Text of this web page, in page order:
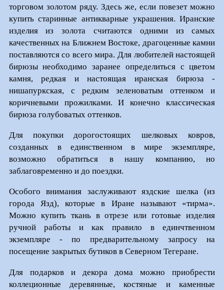
торговом золотом ряду. Здесь же, если повезет можно
купить старинные антикварные украшения. Иранские
изделия из золота считаются одними из самых
качественных на Ближнем Востоке, драгоценные камни
поставляются со всего мира. Для любителей настоящей
бирюзы необходимо заранее определиться с цветом
камня, редкая и настоящая иранская бирюза -
нишапуркская, с редким зеленоватым оттенком и
коричневыми прожилками. И конечно классическая
бирюза голубоватых оттенков.
Для покупки дорогостоящих шелковых ковров,
созданных в единственном в мире экземпляре,
возможно обратиться в нашу компанию, но
заблаговременно и до поездки.
Особого внимания заслуживают яздские шелка (из
города Язд), которые в Иране называют «тирма».
Можно купить ткань в отрезе или готовые изделия
ручной работы и как правило в единчтвенном
экземпляре - по предварительному запросу на
посещение закрытых бутиков в Северном Тегеране.
Для подарков и декора дома можно приобрести
коллеционные деревянные, костяные и каменные